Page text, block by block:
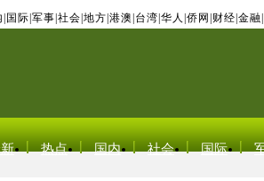
国际 军事 社会 地方 港澳 台湾 华人 侨网 财经 金融
热点 国内 社会 国际